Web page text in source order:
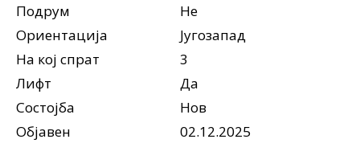
Подрум
Не
Ориентација
Југозапад
На кој спрат
3
Лифт
Да
Состојба
Нов
Објавен
02.12.2025